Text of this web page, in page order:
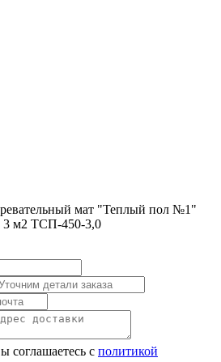
мат "Теплый пол №1"
3 м2 ТСП-450-3,0
соглашаетесь с политикой